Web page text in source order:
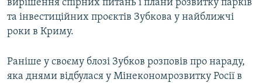
вирішення спірних питань і плани розвитку парків
та інвестиційних проєктів Зубкова у найближчі
роки в Криму.
Раніше у своєму блозі Зубков розповів про нараду,
яка днями відбулася у Мінекономрозвитку Росії в